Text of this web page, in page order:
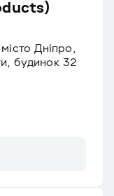
Дніпро,
будинок 32